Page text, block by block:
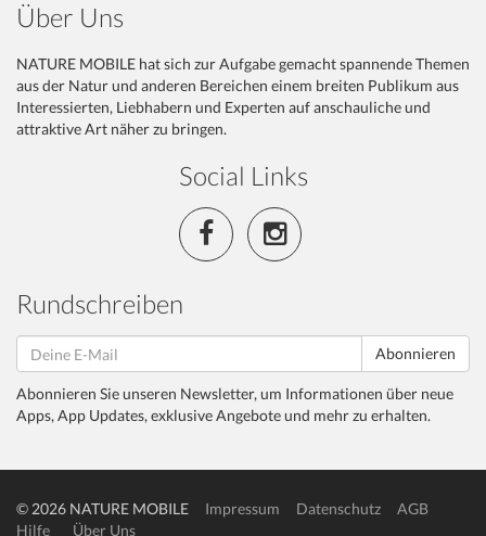
Über Uns
NATURE MOBILE hat sich zur Aufgabe gemacht spannende Themen
aus der Natur und anderen Bereichen einem breiten Publikum aus
Interessierten, Liebhabern und Experten auf anschauliche und
attraktive Art näher zu bringen.
Social Links
Rundschreiben
Abonnieren
Abonnieren Sie unseren Newsletter, um Informationen über neue
Apps, App Updates, exklusive Angebote und mehr zu erhalten.
© 2026 NATURE MOBILE Impressum Datenschutz
AGB
Hilfe
Über Uns